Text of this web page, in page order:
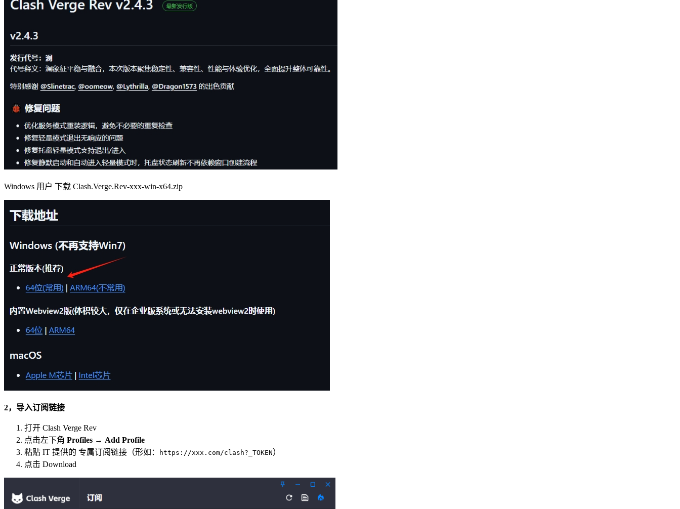
Windows 用户 下载 Clash.Verge.Rev-xxx-win-x64.zip
2，导入订阅链接
打开 Clash Verge Rev
点击左下角 Profiles → Add Profile
粘贴 IT 提供的 专属订阅链接（形如：
https://xxx.com/clash?_TOKEN）
点击 Download